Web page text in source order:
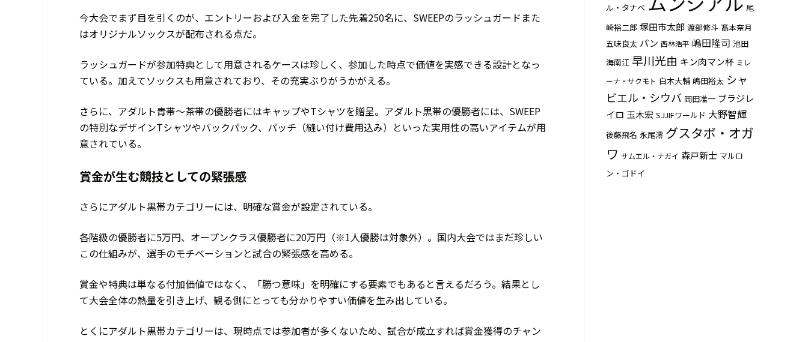
今大会でまず目を引くのが、エントリーおよび入金を完了した先着250名に、SWEEPのラッシュガードまた
はオリジナルソックスが配布される点だ。
ラッシュガードが参加特典として用意されるケースは珍しく、参加した時点で価値を実感できる設計となっ
ている。加えてソックスも用意されており、その充実ぶりがうかがえる。
さらに、アダルト青帯〜茶帯の優勝者にはキャップやTシャツを贈呈。アダルト黒帯の優勝者には、SWEEP
の特別なデザインTシャツやバックパック、パッチ（縫い付け費用込み）といった実用性の高いアイテムが用
意されている。
賞金が生む競技としての緊張感
さらにアダルト黒帯カテゴリーには、明確な賞金が設定されている。
各階級の優勝者に5万円、オープンクラス優勝者に20万円（※1人優勝は対象外）。国内大会ではまだ珍しい
この仕組みが、選手のモチベーションと試合の緊張感を高める。
賞金や特典は単なる付加価値ではなく、「勝つ意味」を明確にする要素でもあると言えるだろう。結果とし
て大会全体の熱量を引き上げ、観る側にとっても分かりやすい価値を生み出している。
とくにアダルト黒帯カテゴリーは、現時点では参加者が多くないため、試合が成立すれば賞金獲得のチャン
ル・タナベ
尾
崎裕二郎 塚田市太郎 渡部修斗 髙本奈月
五味良太 パン 西林浩平 嶋田隆司 池田
海南江 早川光由 キン肉マン杯 ミレ
ーナ・サクモト 白木大輔 嶋田裕太 シャ
ビエル・シウバ 岡田准一 ブラジレ
イロ 玉木宏 SJJIFワールド 大野智輝
後藤飛名 永尾澪 グスタボ・オガ
ワ サムエル・ナガイ 森戸新士 マルロ
ン・ゴドイ